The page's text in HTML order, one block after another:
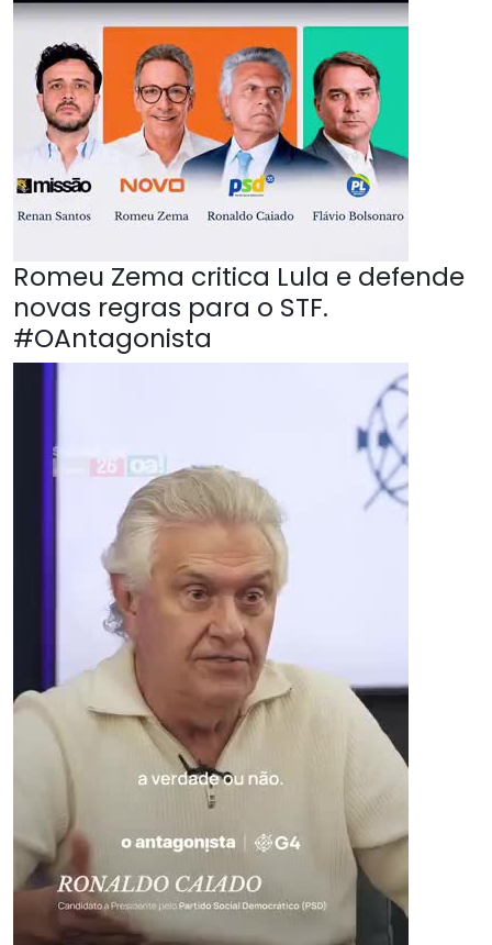
Romeu Zema critica Lula e defende
novas regras para o STF.
#OAntagonista